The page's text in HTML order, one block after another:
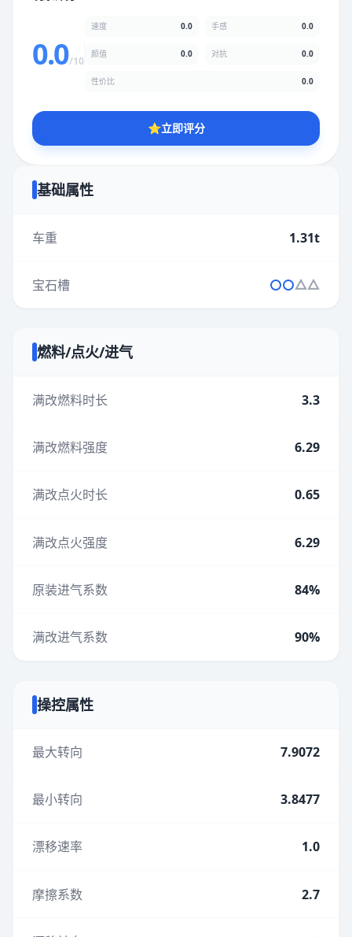
0.0/10
速度 0.0 手感 0.0
颜值 0.0 对抗 0.0
性价比 0.0
⭐立即评分
基础属性
车重 1.31t
宝石槽
燃料/点火/进气
满改燃料时长 3.3
满改燃料强度 6.29
满改点火时长 0.65
满改点火强度 6.29
原装进气系数 84%
满改进气系数 90%
操控属性
最大转向 7.9072
最小转向 3.8477
漂移速率 1.0
摩擦系数 2.7
★★ ★ ★
性价比
★★★★★★★★★★